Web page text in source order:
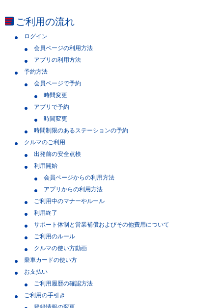
ご利用の流れ
ログイン
会員ページの利用方法
アプリの利用方法
予約方法
会員ページで予約
時間変更
アプリで予約
時間変更
時間制限のあるステーションの予約
クルマのご利用
出発前の安全点検
利用開始
会員ページからの利用方法
アプリからの利用方法
ご利用中のマナーやルール
利用終了
サポート体制と営業補償およびその他費用について
ご利用のルール
クルマの使い方動画
乗車カードの使い方
お支払い
ご利用履歴の確認方法
ご利用の手引き